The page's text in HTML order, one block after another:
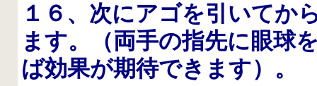
１６、次にアゴを引いてか
ます。（両手の指先に眼球
ば効果が期待できます）。